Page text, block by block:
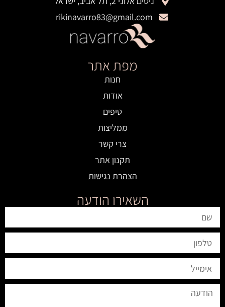
rikinavarro83@gmail.com
מפת אתר
חנות
אודות
טיפים
ממליצות
צרי קשר
תקנון אתר
הצהרת נגישות
השאירו הודעה